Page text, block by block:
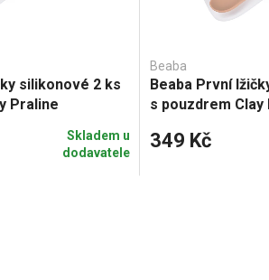
silikonové 2 ks
Praline
Skladem u
dodavatele
Beaba
Beaba První
s pouzdrem Clay
349 Kč